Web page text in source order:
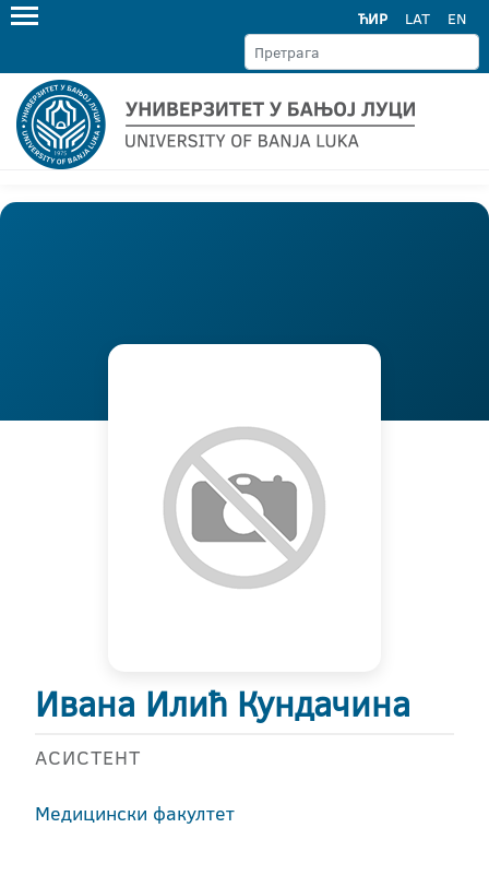
ЋИР LAT EN
Ивана Илић Кундачина
АСИСТЕНТ
Медицински факултет